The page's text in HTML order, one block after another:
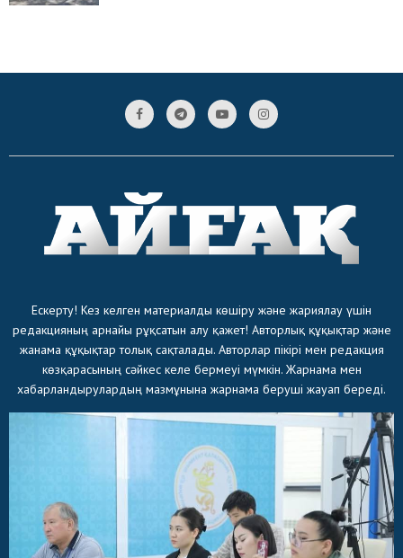
Ескерту! Кез келген материалды көшіру және жариялау үшін
редакцияның арнайы рұқсатын алу қажет! Авторлық құқықтар және
жанама құқықтар толық сақталады. Авторлар пікірі мен редакция
көзқарасының сәйкес келе бермеуі мүмкін. Жарнама мен
хабарландырулардың мазмұнына жарнама беруші жауап береді.